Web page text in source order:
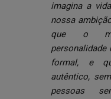
imagina a
nossa
que o
personalidade
formal, e
autêntico,
pessoas